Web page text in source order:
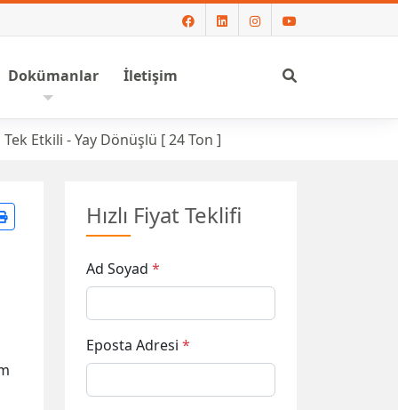
Dokümanlar İletişim
Etkili - Yay Dönüşlü [ 24 Ton ]
Hızlı Fiyat Teklifi
Ad Soyad *
Eposta Adresi *